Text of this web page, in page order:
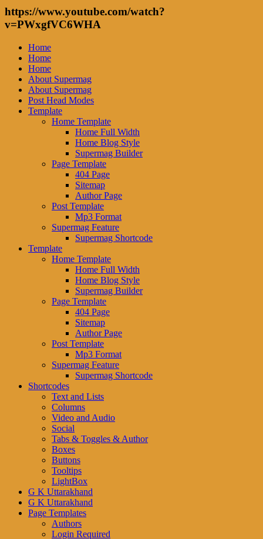
https://www.youtube.com/watch?
v=PWxgfVC6WHA
Home
Home
Home
About Supermag
About Supermag
Post Head Modes
Template
Home Template
Home Full Width
Home Blog Style
Supermag Builder
Page Template
404 Page
Sitemap
Author Page
Post Template
Mp3 Format
Supermag Feature
Supermag Shortcode
Template
Home Template
Home Full Width
Home Blog Style
Supermag Builder
Page Template
404 Page
Sitemap
Author Page
Post Template
Mp3 Format
Supermag Feature
Supermag Shortcode
Shortcodes
Text and Lists
Columns
Video and Audio
Social
Tabs & Toggles & Author
Boxes
Buttons
Tooltips
LightBox
G K Uttarakhand
G K Uttarakhand
Page Templates
Authors
Login Required